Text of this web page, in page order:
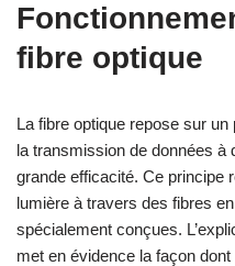
fibre optique
La fibre optique repose sur
la transmission de données
grande efficacité. Ce principe
lumière à travers des fibres
spécialement conçues.
met en évidence la façon